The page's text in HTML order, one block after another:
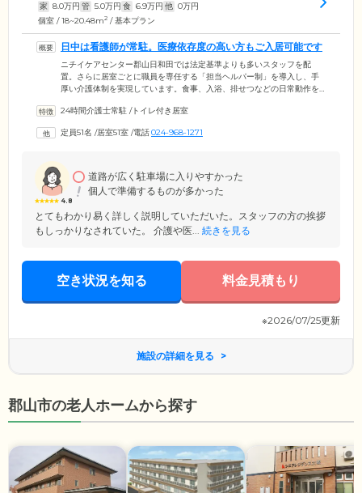
家 8.0万円 管 5.0万円 食 6.9万円 他 0万円
個室 / 18~20.48m2 / 基本プラン
日中は看護師が常駐。医療依存度の高い方もご入居可能です
ニチイケアセンター郡山日和田では法定基準よりも多いスタッフを配
置。さらに居室ごとに職員を専任する「担当ヘルパー制」を導入し、手
厚い介護体制を実現しています。食事、入浴、排せつなどの日常動作を
していますので、ご家族様が心配される夜間帯も安心してお休みくださ
や服薬管理、健康相談にいたるまで幅広く対応。インスリン投与や胃ろ
変時でも安心です。
24時間介護士常駐 /トイレ付き居室
定員51名 /居室51室 /電話024-968-1271
4.8
道路が広く駐車場に入りやすかった
個人で準備するものが多かった
とてもわかり易く詳しく説明していただいた。スタッフの方の挨拶
もしっかりなされていた。 介護や医... 続きを見る
空き状況を知る 料金見積もり
※2026/07/25更新
施設の詳細を見る
郡山市の老人ホームから探す